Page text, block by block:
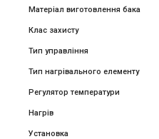
Матеріал виготовлення бака
Клас захисту
Тип управління
Тип нагрівального елементу
Регулятор температури
Нагрів
Установка